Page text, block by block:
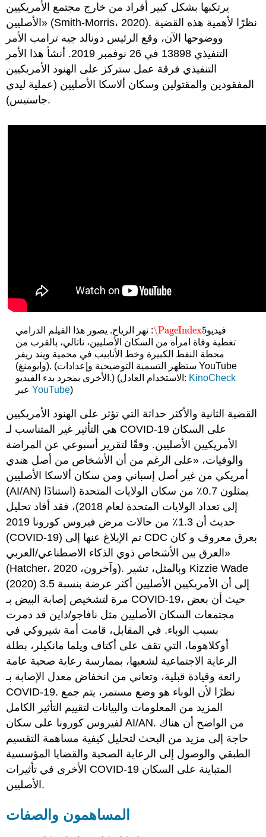
يرتكبها بشكل كبير أفراد من خارج مجتمع الأمريكيين
الأصليين» (Smith-Morris، 2020). نظرًا لأهمية هذه القضية
ووضوحها الآن، وقع الرئيس دونالد جيه ترامب الأمر
التنفيذي 13898 في 26 نوفمبر 2019. أنشأ هذا الأمر
التنفيذي فرقة عمل ستركز على الهنود الأمريكيين
المفقودين والمقتولين وسكان ألاسكا الأصليين (عملية ليدي
جاستيس).
فيديو \PageIndex5
\PageIndex5
: نهر الرياح. يصور هذا الفيلم الدرامي
تغطية وفاة امرأة من السكان الأصليين، ناتالي، بالقرب من
محطة النفط الكبيرة وخط الأنابيب في محمية ويند ريفر
(وايومنغ). (ستظهر التسمية التوضيحية وإعدادات YouTube
الأخرى بمجرد بدء الفيديو.) (الاستخدام العادل: KinoCheck
YouTube)
القضية الثانية والأكثر حداثة التي تؤثر على الهنود الأمريكيين
هي التأثير غير المتناسب لـ COVID-19 على السكان
الأمريكيين الأصليين. وفقًا لتقرير أسبوعي عن المراضة
والوفيات، «على الرغم من أن الأشخاص من أصل هندي
أمريكي من غير أصل إسباني ومن سكان ألاسكا الأصليين
(AI/AN) يمثلون 0.7٪ من سكان الولايات المتحدة (استنادًا
إلى تعداد الولايات المتحدة لعام 2018)، فقد أفاد تحليل
حديث أن 1.3٪ من حالات مرض فيروس كورونا 2019
(COVID-19) تم الإبلاغ عنها إلى CDC بعرق معروف و كان
العرق بين الأشخاص ذوي الذكاء الاصطناعي/العربي»
(Hatcher، وآخرون، 2020). وبالمثل، تشير Kizzie Wade
(2020) إلى أن الأمريكيين الأصليين أكثر عرضة بنسبة 3.5
مرة لتشخيص إصابة البيض بـ COVID-19، حيث أن بعض
مجتمعات السكان الأصليين مثل نافاجو/داين قد دمرت
بسبب الوباء. في المقابل، قامت أمة شيروكي في
أوكلاهوما، التي تقف على أكتاف ويلما مانكيلر، بطلة
الرعاية الاجتماعية لشعبها، بممارسة رعاية صحية عامة
رائعة وقيادة قبلية، وتعاني من انخفاض معدل الإصابة بـ
COVID-19. نظرًا لأن الوباء هو وضع مستمر، يتم جمع
المزيد من المعلومات والبيانات لتقييم التأثير الكامل
لفيروس كورونا على سكان AI/AN. من الواضح أن هناك
حاجة إلى مزيد من البحث لتحليل كيفية مساهمة التقسيم
الطبقي والوصول إلى الرعاية الصحية والقضايا المؤسسية
الأخرى في تأثيرات COVID-19 المتباينة على السكان
الأصليين.
المساهمون والصفات